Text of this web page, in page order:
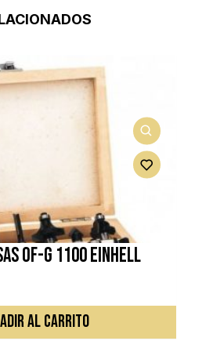
OF-G 1100 EINHELL
AL CARRITO